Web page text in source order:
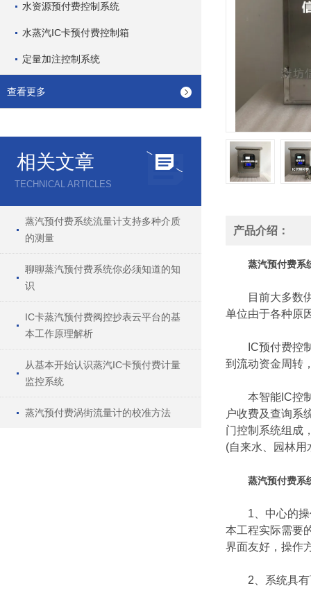
水资源预付费控制系统
水蒸汽IC卡预付费控制箱
定量加注控制系统
查看更多
相关文章
TECHNICAL ARTICLES
蒸汽预付费系统流量计支持多种介质
的测量
聊聊蒸汽预付费系统你必须知道的知
识
IC卡蒸汽预付费阀控抄表云平台的基
本工作原理解析
从基本开始认识蒸汽IC卡预付费计量
监控系统
蒸汽预付费涡街流量计的校准方法
产品介绍：
蒸汽预付费系
目前大多数供
单位由于各种原
IC预付费控制
到流动资金周转
本智能IC控制
户收费及查询系
门控制系统组成
(自来水、园林
蒸汽预付费系
1、中心的操作
本工程实际需要
界面友好，操作
2、系统具有